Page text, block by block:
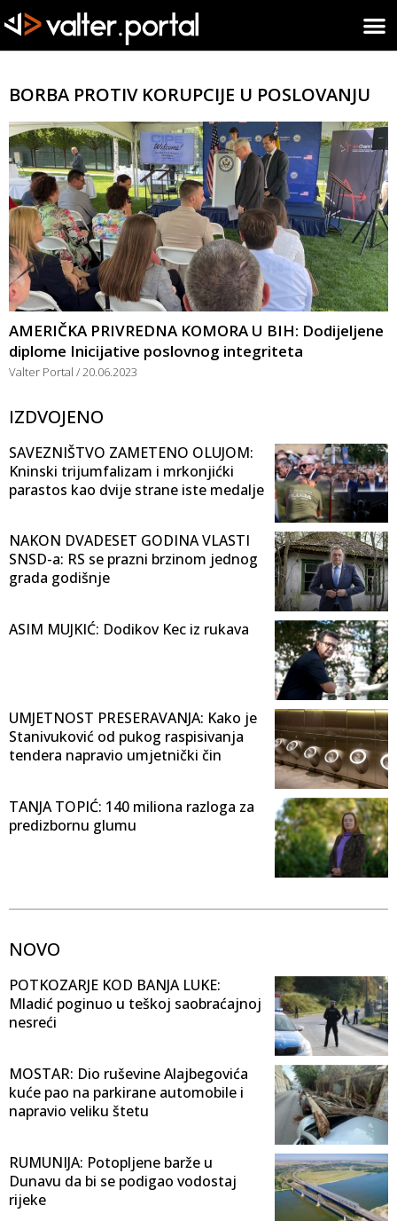
BORBA PROTIV KORUPCIJE U POSLOVANJU
AMERIČKA PRIVREDNA KOMORA U BIH: Dodijeljene
diplome Inicijative poslovnog integriteta
Valter Portal 20.06.2023
IZDVOJENO
SAVEZNIŠTVO ZAMETENO OLUJOM:
Kninski trijumfalizam i mrkonjićki
parastos kao dvije strane iste medalje
NAKON DVADESET GODINA VLASTI
SNSD-a: RS se prazni brzinom jednog
grada godišnje
ASIM MUJKIĆ: Dodikov Kec iz rukava
UMJETNOST PRESERAVANJA: Kako je
Stanivuković od pukog raspisivanja
tendera napravio umjetnički čin
TANJA TOPIĆ: 140 miliona razloga za
predizbornu glumu
NOVO
POTKOZARJE KOD BANJA LUKE:
Mladić poginuo u teškoj saobraćajnoj
nesreći
MOSTAR: Dio ruševine Alajbegovića
kuće pao na parkirane automobile i
napravio veliku štetu
RUMUNIJA: Potopljene barže u
Dunavu da bi se podigao vodostaj
rijeke